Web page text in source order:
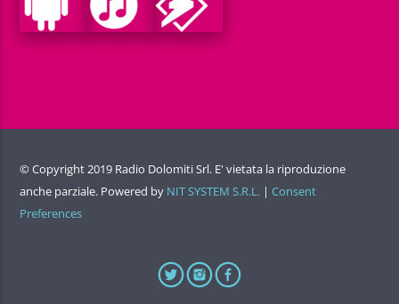
© Copyright 2019 Radio Dolomiti Srl. E' vietata la riproduzione
anche parziale. Powered by NIT SYSTEM S.R.L. | Consent
Preferences